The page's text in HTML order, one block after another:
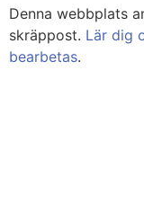
Denna webbplats
skräppost. Lär dig
bearbetas.